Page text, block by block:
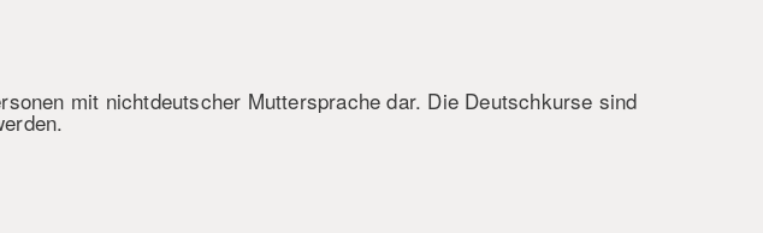
mit nichtdeutscher Muttersprache dar. Die Deutschkurse sind